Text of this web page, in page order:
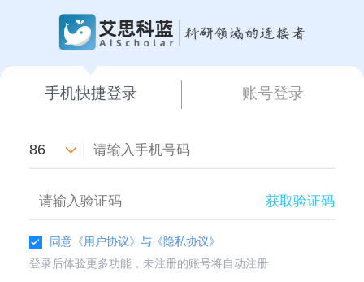
手机快捷登录 账号登录
86
获取验证码
同意 《用户协议》与 《隐私协议》
登录后体验更多功能，未注册的账号将自动注册